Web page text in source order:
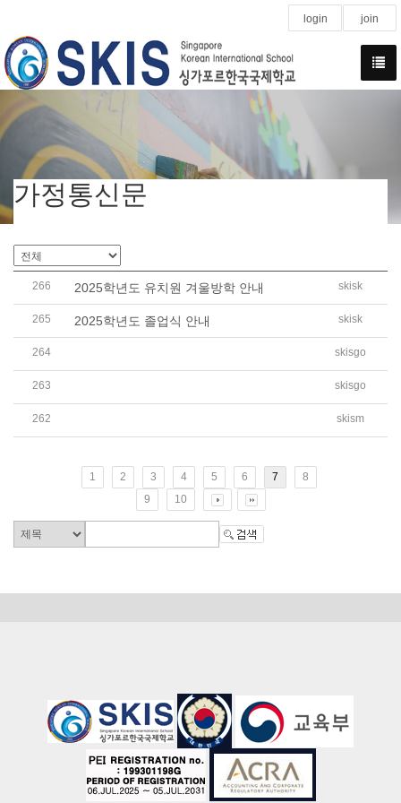
login join
가정통신문
266 2025학년도 유치원 겨울방학 안내 skisk
265 2025학년도 졸업식 안내 skisk
264 2025학년도 2학기 겨울방학 유,초,중,고 CCA 급식비 납부
skisgo
263 2025학년도 저소득층 학생 학비 국고 지원금 신청 안내
skisgo
262 2026학년도 G10, G11, G12 선택과목 최종 신청 안내 가
skism
1 2 3 4 5 6 7
8
9
10